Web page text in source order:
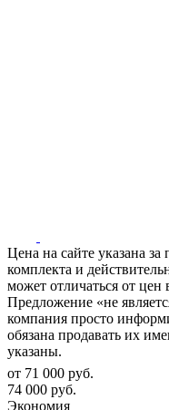
Цена на сайте указана
комплекта и
может отличаться от
Предложение «не
компания просто
обязана продавать их
указаны.
от 71 000 руб.
74 000 руб.
Экономия